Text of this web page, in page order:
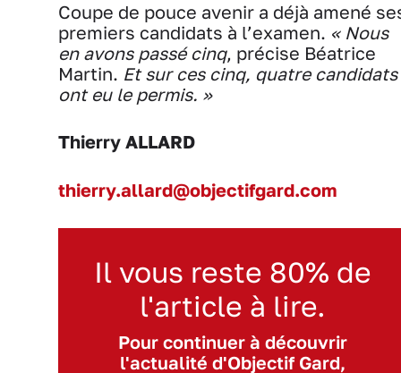
Coupe de pouce avenir a déjà amené
premiers candidats à l’examen. « Nous
en avons passé cinq, précise Béatrice
Martin. Et sur ces cinq, quatre candidats
ont eu le permis. »
Thierry ALLARD
thierry.allard@objectifgard.com
Il vous reste 80% de
l'article à lire.
Pour continuer à découvrir
l'actualité d'Objectif Gard,